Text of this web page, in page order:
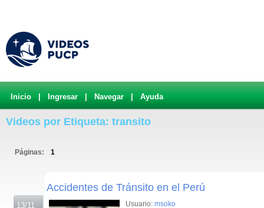
Inicio Ingresar Navegar Ayuda
Videos por Etiqueta: transito
Páginas: 1
13/11
Accidentes de Tránsito en el Perú
Usuario: msoko